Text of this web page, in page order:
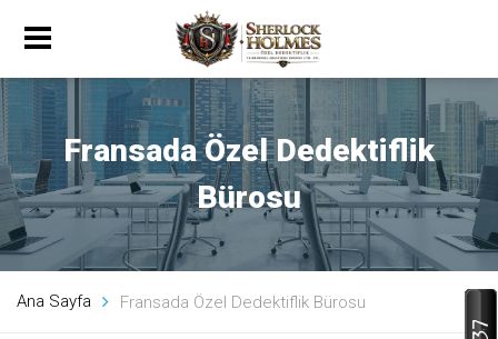
Fransada Özel Dedektiflik
Bürosu
Ana Sayfa Fransada Özel Dedektiflik Bürosu